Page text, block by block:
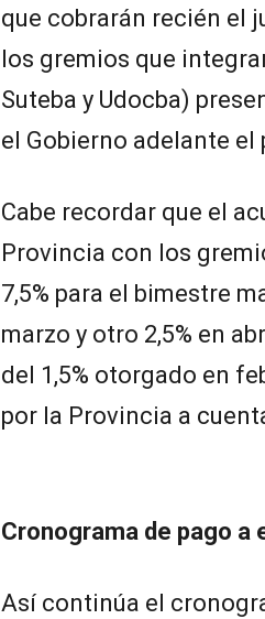
que cobrarán recién el
los gremios que
Suteba y Udocba)
el Gobierno adelante el
Cabe recordar que el
Provincia con los
7,5% para el bimestre
marzo y otro 2,5% en
del 1,5% otorgado en
por la Provincia a
Cronograma de pago
Así continúa el